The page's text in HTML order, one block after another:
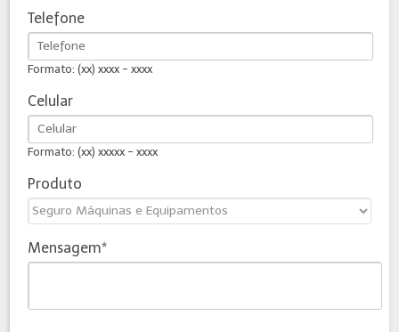
Telefone
Formato: (xx) xxxx - xxxx
Celular
Formato: (xx) xxxxx - xxxx
Produto
Mensagem